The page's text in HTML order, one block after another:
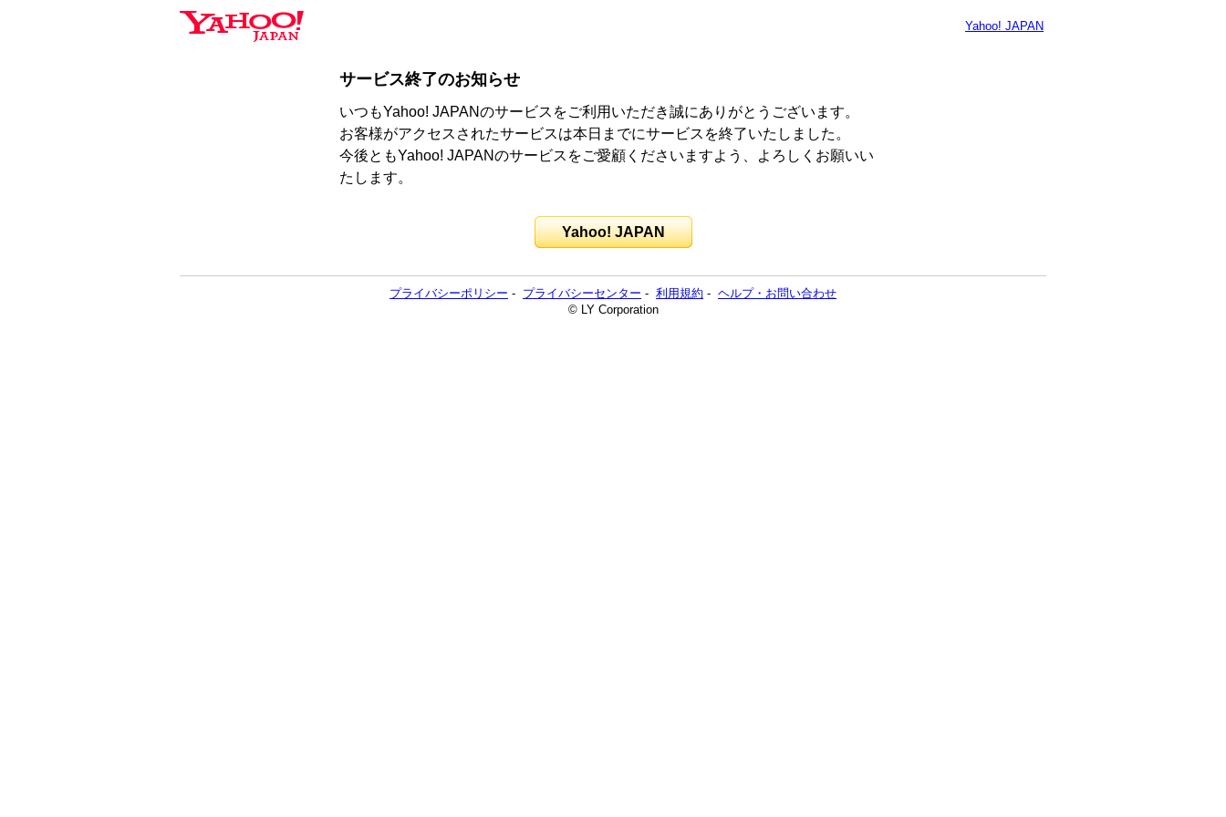
Yahoo! JAPAN
サービス終了のお知らせ
いつもYahoo! JAPANのサービスをご利用いただき誠にありがとうございます。
お客様がアクセスされたサービスは本日までにサービスを終了いたしました。
今後ともYahoo! JAPANのサービスをご愛顧くださいますよう、よろしくお願いい
たします。
Yahoo! JAPAN
プライバシーポリシー - プライバシーセンター - 利用規約 - ヘルプ・お問い合わせ
© LY Corporation